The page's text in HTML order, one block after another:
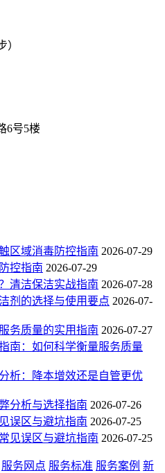
）
6号5楼
区域消毒防控指南 2026-07-29
控指南 2026-07-29
清洁保洁实战指南 2026-07-28
剂的选择与使用要点 2026-07-
务质量的实用指南 2026-07-27
南：如何科学衡量服务质量
析：降本增效还是自管更优
分析与选择指南 2026-07-26
误区与避坑指南 2026-07-25
见误区与避坑指南 2026-07-25
服务网点 服务标准 服务案例 新